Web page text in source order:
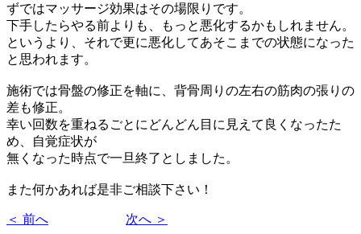
ずではマッサージ効果はその場限りです。
下手したらやる前よりも、もっと悪化するかもしれません。
というより、それで更に悪化してあそこまでの状態になった
と思われます。
施術では骨盤の修正を軸に、背骨周りの左右の筋肉の張りの
差も修正。
幸い回数を重ねるごとにどんどん目に見えて良くなったた
め、自覚症状が
無くなった時点で一旦終了としました。
また何かあれば是非ご相談下さい！
＜ 前へ 次へ ＞